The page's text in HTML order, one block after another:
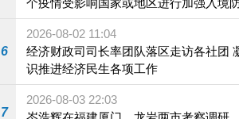
施
6
2026-08-02 11:04
经济财政司司长率团队落区走访各社团
识推进经济民生各项工作
7
2026-08-03 22:03